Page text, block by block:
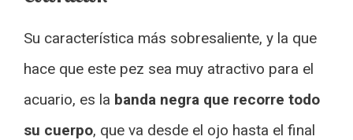
Su característica más sobresaliente, y la que
hace que este pez sea muy atractivo para el
acuario, es la banda negra que recorre todo
su cuerpo, que va desde el ojo hasta el final